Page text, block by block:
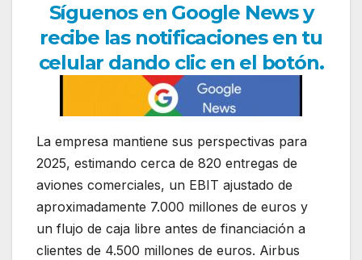
Síguenos en Google News y
recibe las notificaciones en tu
celular dando clic en el botón.
La empresa mantiene sus perspectivas para
2025, estimando cerca de 820 entregas de
aviones comerciales, un EBIT ajustado de
aproximadamente 7.000 millones de euros y
un flujo de caja libre antes de financiación a
clientes de 4.500 millones de euros. Airbus